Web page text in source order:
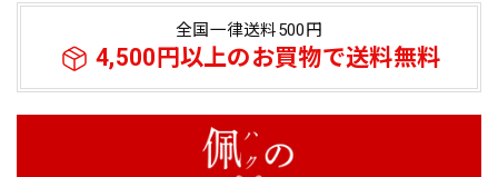
全国一律送料500円
4,500円以上のお買物で送料無料